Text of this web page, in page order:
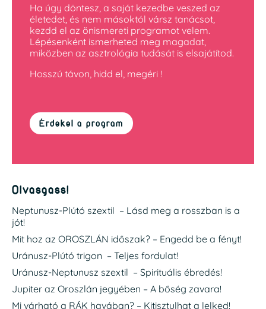
Ha úgy döntesz, a saját kezedbe veszed az
életedet, és nem másoktól vársz tanácsot,
kezdd el az önismereti programot velem.
Lépésenként ismerheted meg magadat,
miközben az asztrológia tudását is elsajátítod.
Hosszú távon, hidd el, megéri !
Érdekel a program
Olvasgass!
Neptunusz-Plútó szextil – Lásd meg a rosszban is a
jót!
Mit hoz az OROSZLÁN időszak? – Engedd be a fényt!
Uránusz-Plútó trigon – Teljes fordulat!
Uránusz-Neptunusz szextil – Spirituális ébredés!
Jupiter az Oroszlán jegyében – A bőség zavara!
Mi várható a RÁK havában? – Kitisztulhat a lelked!